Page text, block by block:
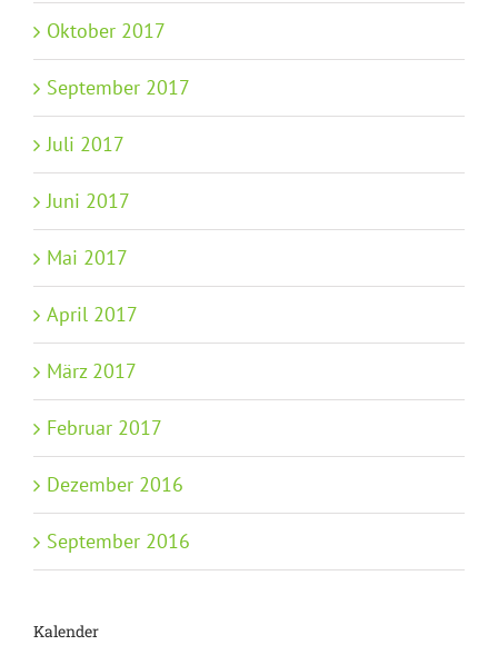
Oktober 2017
September 2017
Juli 2017
Juni 2017
Mai 2017
April 2017
März 2017
Februar 2017
Dezember 2016
September 2016
Kalender